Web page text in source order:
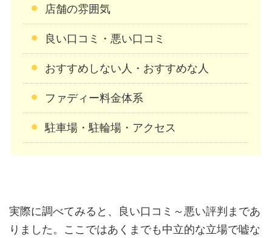
店舗の雰囲気
良い口コミ・悪い口コミ
おすすめしない人・おすすめな人
ファディー料金体系
駐車場・駐輪場・アクセス
実際に調べてみると、良い口コミ～悪い評判まであ
りました。ここではあくまでも中立的な立場で嘘な